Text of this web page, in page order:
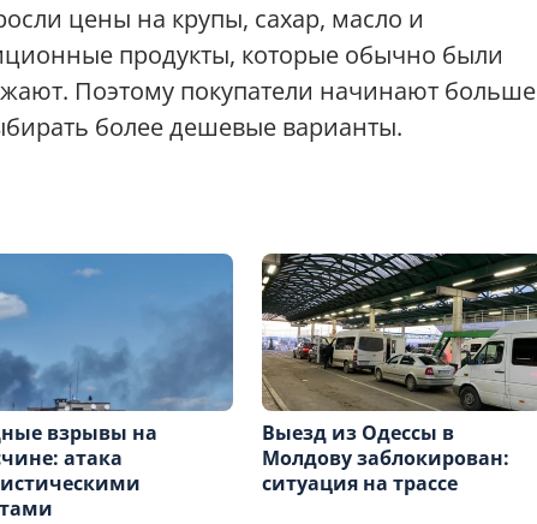
цены на крупы, сахар, масло и
продукты, которые обычно были
Поэтому покупатели начинают больше
более дешевые варианты.
взрывы на
атака
Выезд из Одессы в
Молдову заблокирован:
ситуация на трассе